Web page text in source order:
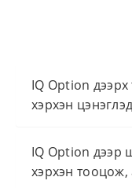
IQ Option дээрх
хэрхэн
IQ Option дээр
хэрхэн тооцож,